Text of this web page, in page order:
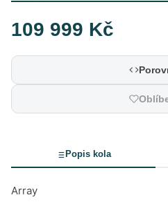
109 999 Kč
Popis kola
Array